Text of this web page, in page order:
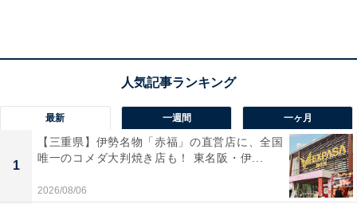
最新 一週間 一ヶ月
1
【三重県】伊勢名物「赤福」の直営店に、全国
唯一のコメダ大判焼き店も！ 東名阪・伊...
2026/08/06